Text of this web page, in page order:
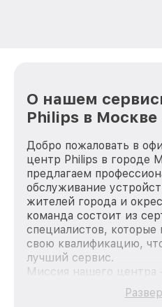
О нашем
Philips в Москве
Добро пожаловать в
центр Philips в городе
предлагаем
обслуживание
жителей города и
команда состоит из
специалистов,
свою квалификацию,
лучший сервис.
Миссия нашего центра
качественный и
каждого пользователя